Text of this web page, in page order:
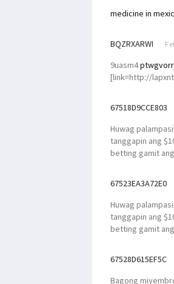
medicine in
BQZRXARWI
9uasm4
[link=http://
67518D9CCE803
Huwag
tanggapin ang
betting gamit
67523EA3A72E0
Huwag
tanggapin ang
betting gamit
67528D615EF5C
Bagong